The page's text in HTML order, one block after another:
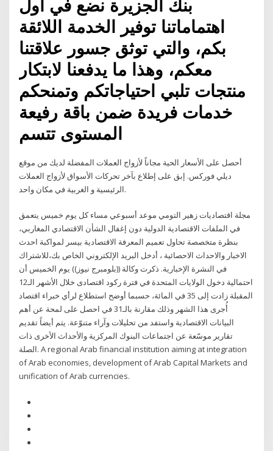
بنك الجزيرة نضع في أول
اهتماماتنا توفير الخدمة اللائقة
بكم، والتي توثق جسور علاقتنا
معكم، وهذا ما يدفعنا لابتكار
منتجات تلبي احتياجاتكم وتمنحكم
خدمات فريدة ضمن باقة رفيعة
المستوى تتسم
أحصل على الأسعار الحية مجاناً لأزواج العملات المفضلة لديك من موقع
ديلي فوركس. إبق على إطلاع بآخر تحركات الأسواق لأزواج العملات
الرئيسية و الغربية في مكان واحد.
مجلة اقتصاديات زهير التومي موعد أسبوعي مساء كل يوم خميس يتعمق
في الملفات الاقتصادية الدولية دون إغفال الشأن الاقتصادي المغاربي،
بنظرة متخصصة تحاول تعميم المعرفة الاقتصادية بيسر لمواكبة احدث
الاخبار والاحداث الاحصائية ، أدخل البريد الإلكتروني الخاص بك،للاشتراك
في النشرة الإخبارية. ذكرت وكالة ((بلومبرج نيوز)) يوم الخميس أن
احتمالية دخول الولايات المتحدة في فترة ركود اقتصادى خلال الأشهر الـ12
المقبلة زادت إلى 35 في المائة، حسبما أوضح استطلاع لرأي خبراء اقتصاد
أُجرى هذا الشهر وذلك مقارنة بالـ31 في احصل على لمحة عن أهم
البيانات الاقتصادية واستفد من تحليلات وآراء متنوّعة. يتم أيضاً تقديم
تقارير موسّعة عن اجتماعات البنوك المركزية والأحداث الأخرى ذات
الصلة. A regional Arab financial institution aiming at integration
of Arab economies, development of Arab Capital Markets and
unification of Arab currencies.